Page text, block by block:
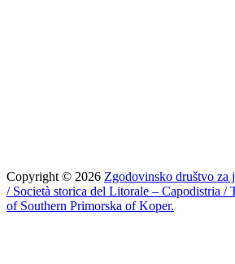
Copyright © 2026 Zgodovinsko društvo za
/ Società storica del Litorale – Capodistria /
of Southern Primorska of Koper.